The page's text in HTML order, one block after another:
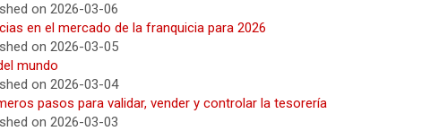
on 2026-03-06
en el mercado de la franquicia para 2026
on 2026-03-05
mundo
on 2026-03-04
pasos para validar, vender y controlar la tesorería
on 2026-03-03